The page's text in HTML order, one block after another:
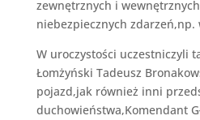
zewnętrznych i
niebezpiecznych zdarzeń,np.
W uroczystości uczestniczyli
Łomżyński Tadeusz
pojazd,jak również inni
duchowieństwa,Komendant